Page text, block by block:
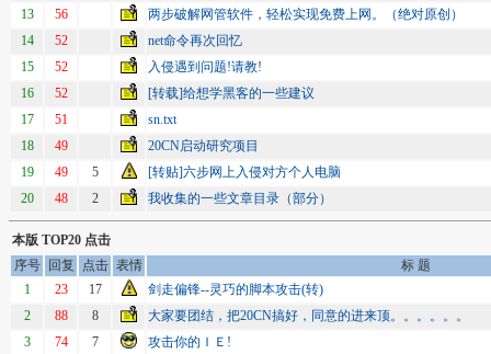
13
56
两步破解网管软件，轻松实现免费上网。（绝对原创）
14
52
net命令再次回忆
15
52
入侵遇到问题!请教!
16
52
[转载]给想学黑客的一些建议
17
51
sn.txt
18
49
20CN启动研究项目
19
49 5
[转贴]六步网上入侵对方个人电脑
20
48 2 我收集的一些文章目录（部分）
本版 TOP20 点击
序号
回复 点击 表情
标 题
1
23 17
剑走偏锋--灵巧的脚本攻击(转)
2
88 8
大家要团结，把20CN搞好，同意的进来顶。。。。。。
3
74 7
攻击你的ＩＥ!